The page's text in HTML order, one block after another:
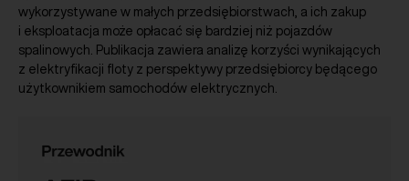
wykorzystywane w małych przedsiębiorstwach, a ich zakup
i eksploatacja może opłacać się bardziej niż pojazdów
spalinowych. Publikacja zawiera analizę korzyści wynikających
z elektryfikacji floty z perspektywy przedsiębiorcy będącego
użytkownikiem samochodów elektrycznych.